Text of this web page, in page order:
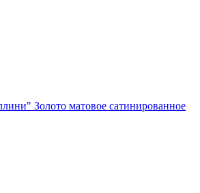
Золото матовое сатинированное